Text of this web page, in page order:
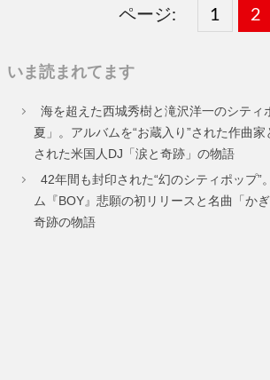
ページ:
固
ー
ジ
1 ,
固
ー
2
いま読まれてます
海を超えた西城秀樹と滝沢洋一のシティ
夏」。アルバムを“お蔵入り”された作曲
された米国人DJ「涙と奇跡」の物語
42年間も封印された“幻のシティポップ”
ム『BOY』悲願の初リリースと名曲「か
奇跡の物語